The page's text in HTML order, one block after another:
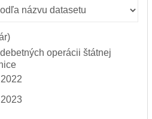
operácii štátnej